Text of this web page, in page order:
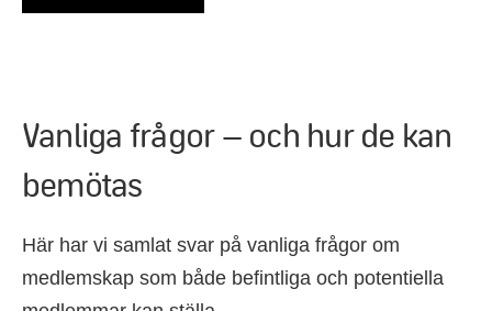
Vanliga frågor – och hur de kan
bemötas
Här har vi samlat svar på vanliga frågor om
medlemskap som både befintliga och potentiella